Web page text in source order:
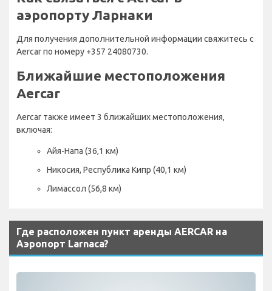
аэропорту Ларнаки
Для получения дополнительной информации свяжитесь с
Aercar по номеру +357 24080730.
Ближайшие местоположения
Aercar
Aercar также имеет 3 ближайших местоположения,
включая:
Айя-Напа (36,1 км)
Никосия, Республика Кипр (40,1 км)
Лимассол (56,8 км)
Где расположен пункт аренды AERCAR на
Аэропорт Larnaca?